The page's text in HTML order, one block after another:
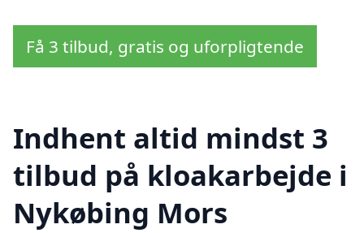
Få 3 tilbud, gratis og uforpligtende
Indhent altid mindst 3
tilbud på kloakarbejde i
Nykøbing Mors